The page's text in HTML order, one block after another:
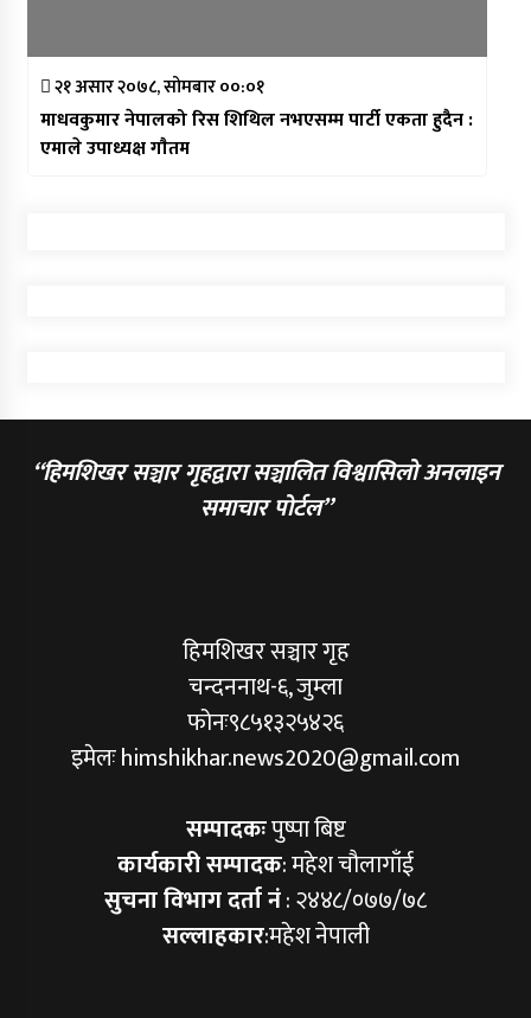
२१ असार २०७८, सोमबार ००:०१
माधवकुमार नेपालको रिस शिथिल नभएसम्म पार्टी एकता हुदैन :
एमाले उपाध्यक्ष गाैतम
“हिमशिखर सञ्चार गृहद्वारा सञ्चालित विश्वासिलो अनलाइन
समाचार पोर्टल”
हिमशिखर सञ्चार गृह
चन्दननाथ-६, जुम्ला
फोनः९८५१३२५४२६
इमेलः himshikhar.news2020@gmail.com
सम्पादकःपुष्पा बिष्ट
कार्यकारी सम्पादक: महेश चौलागाँई
सुचना विभाग दर्ता नं: २४४८/०७७/७८
सल्लाहकार:महेश नेपाली